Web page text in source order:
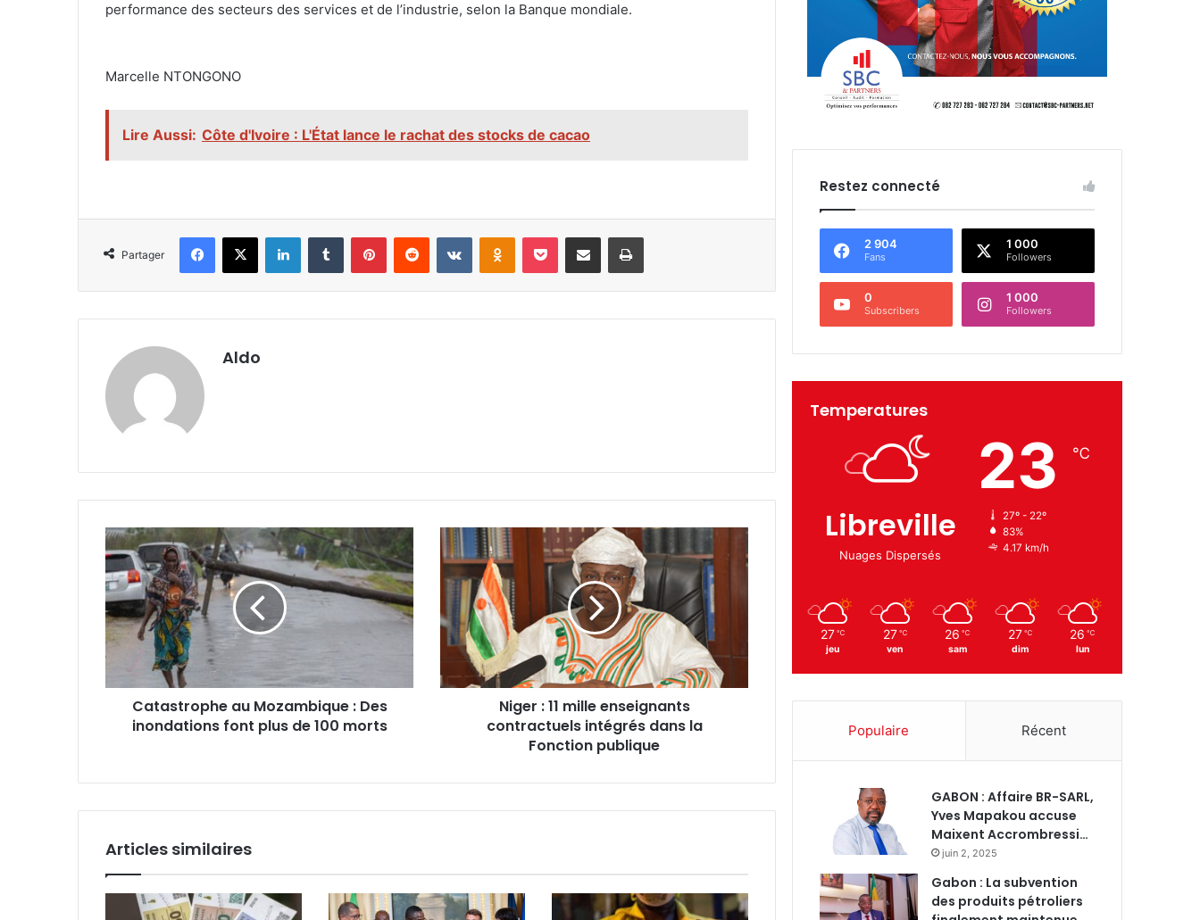
performance des secteurs des services et de l’industrie, selon la Banque mondiale.
‎Marcelle NTONGONO
Lire Aussi: Côte d'Ivoire : L'État lance le rachat des stocks de cacao
Partager
Facebook
X LinkedinTumblr PinterestReddit VKontakteOdnoklassniki
Pocket Partager par email Imprimer
Aldo
Catastrophe
au
Mozambique
:
Des
inondations
font
de
morts
Catastrophe au Mozambique : Des
inondations font plus de 100 morts
Niger
:
mille
enseignants
contractuels
intégrés
la
Niger : 11 mille enseignants
contractuels intégrés dans la
Fonction publique
Articles similaires
Restez connecté
2 904
Fans
1 000
Followers
0
Subscribers
1 000
Followers
Temperatures
Libreville
Nuages Dispersés
23 ℃
27º - 22º
83%
4.17 km/h
27 ℃
jeu
27 ℃
ven
26 ℃
sam
27 ℃
dim
26 ℃
lun
Populaire Récent
GABON : Affaire BR-SARL,
Yves Mapakou accuse
Maixent Accrombressi…
juin 2, 2025
Gabon : La subvention
des produits pétroliers